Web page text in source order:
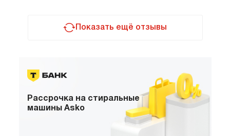
шикарно, сочетается с остальной техникой.
Домашние уже оценили новые рецепты. Дочка
тоже пробует готовить.
Показать ещё отзывы
Рассрочка на стиральные
машины Asko